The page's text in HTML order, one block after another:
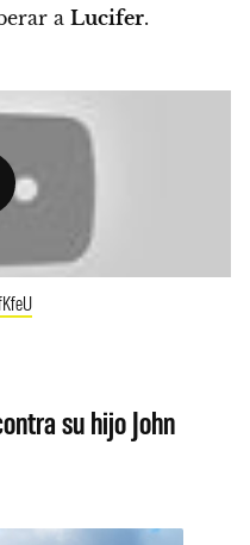
a Lucifer.
su hijo John